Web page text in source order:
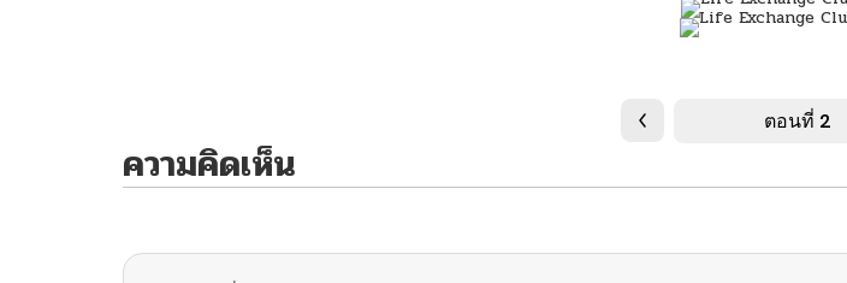
ตอนที่ 2
ความคิดเห็น